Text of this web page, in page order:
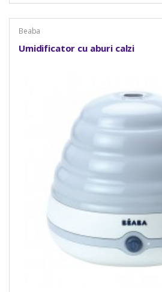
Beaba
Umidificator cu aburi calzi